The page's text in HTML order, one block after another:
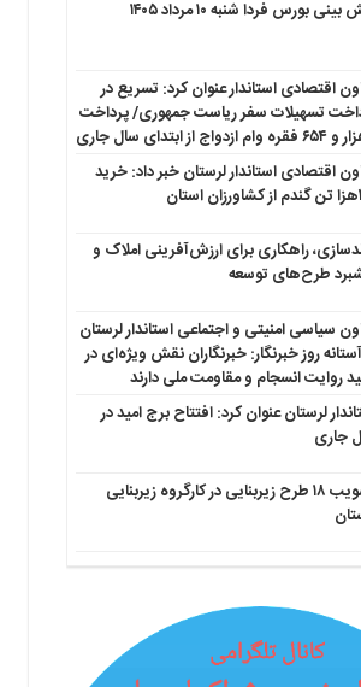
بورس فردا شنبه ۱۰ مرداد ۱۴۰۵
اقتصادی استاندار عنوان کرد: تسریع در
تسهیلات سفر ریاست جمهوری/ پرداخت
اقتصادی استاندار لرستان خبر داد: خرید
راهکاری برای ارزش‌آفرینی املاک و
طرح‌های توسعه
سیاسی امنیتی و اجتماعی استاندار لرستان
روز خبرنگار: خبرنگاران نقش ویژه‌ای در
روایت انسجام و مقاومت ملی دارند
لرستان عنوان کرد: افتتاح برج امید در
جاری
تصویب ۱۸ طرح زیربنایی در کارگروه زیربنایی